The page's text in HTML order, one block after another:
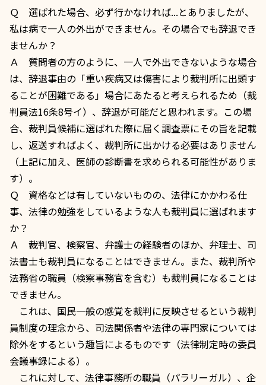
Ｑ 選ばれた場合、必ず行かなければ...とありましたが、
私は病で一人の外出ができません。その場合でも辞退でき
ませんか？
Ａ 質問者の方のように、一人で外出できないような場合
は、 辞退事由の「重い疾病又は傷害により裁判所に出頭す
ることが困難である」場合にあたると考えられるため（裁
判員法16条8号イ）、辞退が可能だと思われます。この場
合、裁判員候補に選ばれた際に届く調査票にその旨を記載
し、返送すればよく、裁判所に出かける必要はありません
（上記に加え、医師の診断書を求められる可能性がありま
す）。
Ｑ 資格などは有していないものの、法律にかかわる仕
事、法律の勉強をしているような人も裁判員に選ばれます
か？
Ａ 裁判官、検察官、弁護士の経験者のほか、弁理士、司
法書士も裁判員になることはできません。また、裁判所や
法務省の職員（検察事務官を含む）も裁判員になることは
できません。
これは、国民一般の感覚を裁判に反映させるという裁判
員制度の理念から、司法関係者や法律の専門家については
除外をするという趣旨によるものです（法律制定時の委員
会議事録による）。
これに対して、法律事務所の職員（パラリーガル）、企